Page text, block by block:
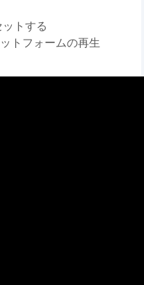
トする
トフォームの再生